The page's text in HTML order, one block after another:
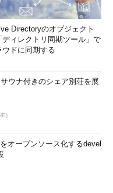
Directoryのオブジェクト
ディレクトリ同期ツール」で
ウドに同期する
ウナ付きのシェア別荘を展
オープンソース化するdevel